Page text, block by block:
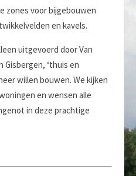
zones voor bijgebouwen
en kavels.
uitgevoerd door Van
Gisbergen, ‘thuis en
willen bouwen. We kijken
en wensen alle
in deze prachtige